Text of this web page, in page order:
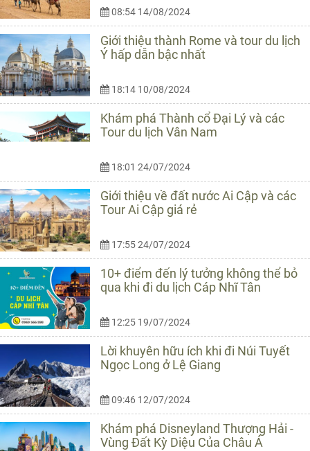
08:54 14/08/2024
Giới thiệu thành Rome và tour du lịch
Ý hấp dẫn bậc nhất
18:14 10/08/2024
Khám phá Thành cổ Đại Lý và các
Tour du lịch Vân Nam
18:01 24/07/2024
Giới thiệu về đất nước Ai Cập và các
Tour Ai Cập giá rẻ
17:55 24/07/2024
10+ điểm đến lý tưởng không thể bỏ
qua khi đi du lịch Cáp Nhĩ Tân
12:25 19/07/2024
Lời khuyên hữu ích khi đi Núi Tuyết
Ngọc Long ở Lệ Giang
09:46 12/07/2024
Khám phá Disneyland Thượng Hải -
Vùng Đất Kỳ Diệu Của Châu Á